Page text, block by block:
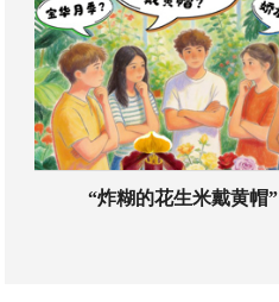
“炸糊的花生米戴黄帽”